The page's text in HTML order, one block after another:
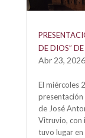
DE DIOS”
Abr 23, 2026
El miércoles
presentación
de José
Vitruvio, con
tuvo lugar en